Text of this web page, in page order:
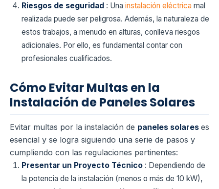
Riesgos de seguridad : Una instalación eléctrica mal
realizada puede ser peligrosa. Además, la naturaleza de
estos trabajos, a menudo en alturas, conlleva riesgos
adicionales. Por ello, es fundamental contar con
profesionales cualificados.
Cómo Evitar Multas en la
Instalación de Paneles Solares
Evitar multas por la instalación de paneles solares es
esencial y se logra siguiendo una serie de pasos y
cumpliendo con las regulaciones pertinentes:
Presentar un Proyecto Técnico : Dependiendo de
la potencia de la instalación (menos o más de 10 kW),